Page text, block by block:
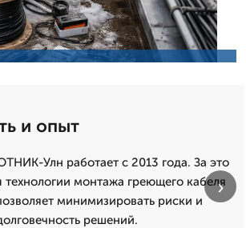
и опыт
Улн работает с 2013 года. За это
технологии монтажа греющего кабеля
минимизировать риски и
решений.
›